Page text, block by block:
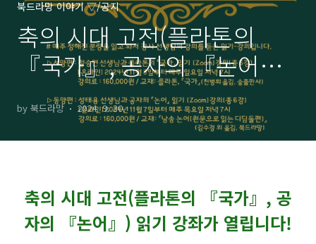
북드라망 이야기 ▽/공지
축의 시대 고전(플라톤의
『국가』, 공자의 『논어』)
읽기 강좌가 열립니다!
by 북드라망 2024. 9. 30.
축의 시대 고전(플라톤의 『국가』, 공
자의 『논어』) 읽기 강좌가 열립니다!